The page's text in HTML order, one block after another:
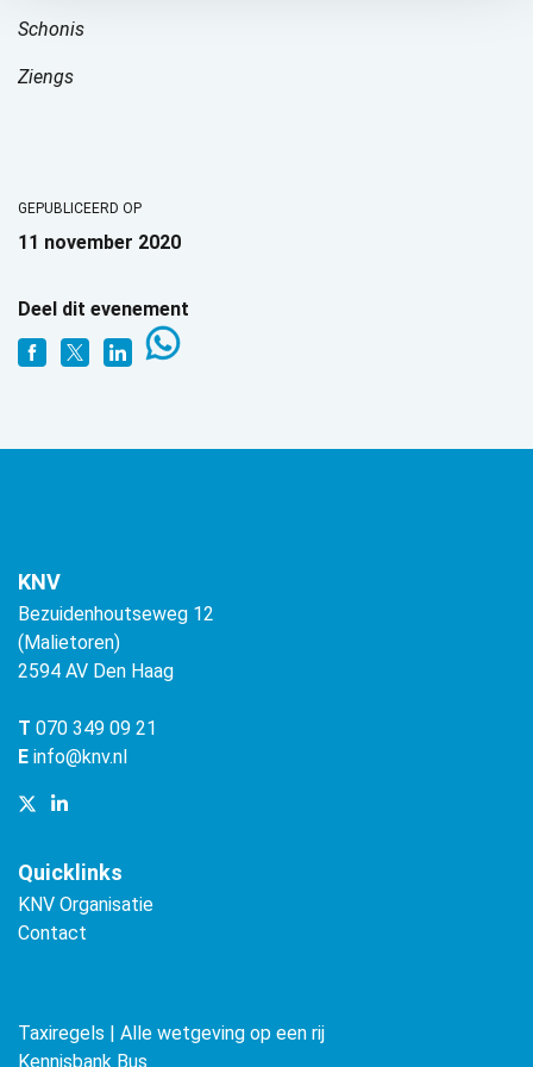
Schonis
Ziengs
GEPUBLICEERD OP
11 november 2020
Deel dit evenement
KNV
Bezuidenhoutseweg 12
(Malietoren)
2594 AV Den Haag
T 070 349 09 21
E info@knv.nl
Quicklinks
KNV Organisatie
Contact
Taxiregels | Alle wetgeving op een rij
Kennisbank Bus